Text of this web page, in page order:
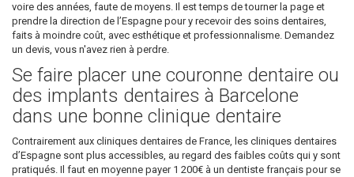
voire des années, faute de moyens. Il est temps de tourner la page et
prendre la direction de l’Espagne pour y recevoir des soins dentaires,
faits à moindre coût, avec esthétique et professionnalisme. Demandez
un devis, vous n'avez rien à perdre.
Se faire placer une couronne dentaire ou
des implants dentaires à Barcelone
dans une bonne clinique dentaire
Contrairement aux cliniques dentaires de France, les cliniques dentaires
d’Espagne sont plus accessibles, au regard des faibles coûts qui y sont
pratiqués. Il faut en moyenne payer 1 200€ à un dentiste français pour se